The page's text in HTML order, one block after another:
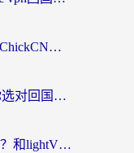
海外党选回国加速器不用愁：ChickCN和SpeedCN好用吗？实测对比+避坑指南
海外看NBA直播总缓冲？教你选对回国加速器，无缝看球还能刷国内剧
海外党必看：穿梭VPN好用吗？和lightVPN对比哪个回国效果更好？附真实体验与选择指南